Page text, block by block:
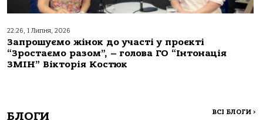
22:26, 1 Липня, 2026
Запрошуємо жінок до участі у проєкті
“Зростаємо разом”, – голова ГО “Інтонація
ЗМІН” Вікторія Костюк
БЛОГИ ВСІ БЛОГИ >